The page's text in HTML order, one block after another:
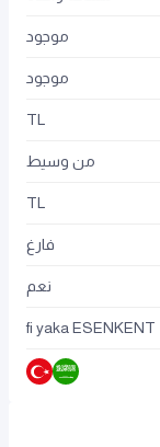
موجود
موجود
TL
من وسيط
TL
فارغ
نعم
fi yaka ESENKENT